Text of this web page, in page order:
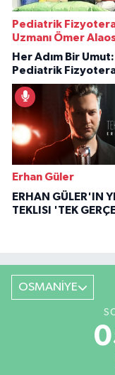
Pediatrik
Uzmanı Ömer
Her Adım Bir Umut:
Pediatrik
İlham Veren
Erhan Güler
ERHAN GÜLER'IN
TEKLISI 'TEK
OSMANİYE